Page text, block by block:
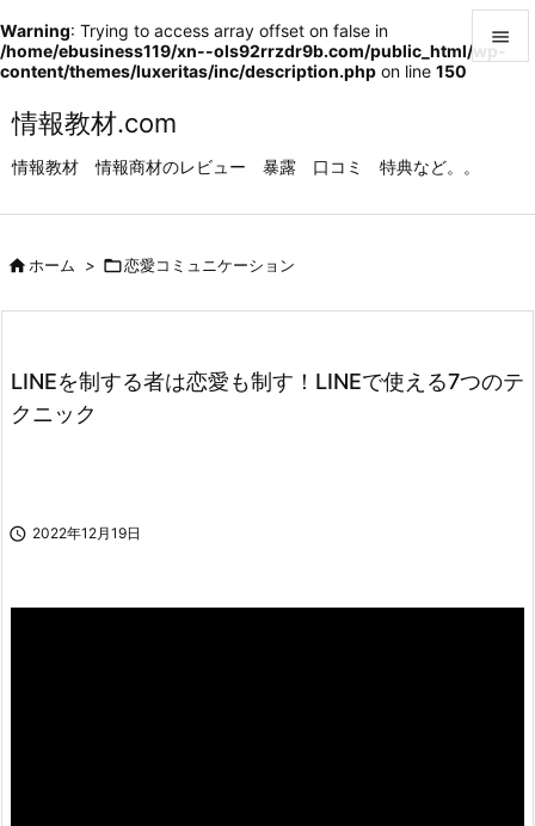
Warning: Trying to access array offset on false in
/home/ebusiness119/xn--ols92rrzdr9b.com/public_html/wp-
content/themes/luxeritas/inc/description.php on line 150
情報教材.com
情報教材 情報商材のレビュー 暴露 口コミ 特典など。。


ホーム > 恋愛コミュニケーション
LINEを制する者は恋愛も制す！LINEで使える7つのテ
クニック
 2022年12月19日